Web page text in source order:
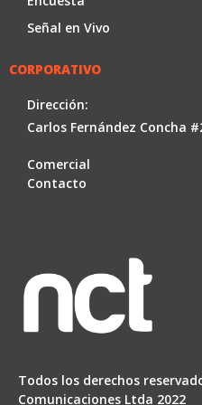
Señal en Vivo
CORPORATIVO
Dirección:
Carlos Fernández Concha
Comercial
Contacto
Todos los derechos
Comunicaciones Ltda 2022